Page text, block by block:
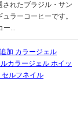
れたブラジル・サン
ラーコーヒーです。
ー...
加 カラージェル
カラージェル ホイッ
ルフネイル